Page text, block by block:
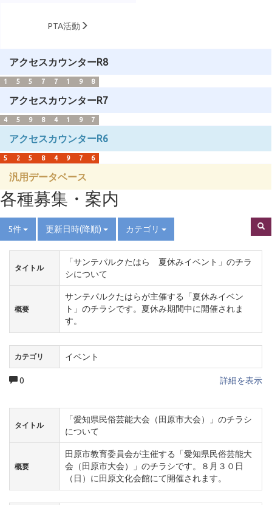
PTA活動
アクセスカウンターR8
1 5 5 7 7 1 9 8
アクセスカウンターR7
4 5 9 8 4 1 9 7
アクセスカウンターR6
5 2 5 8 4 9 7 6
汎用データベース
各種募集・案内
5件 更新日時(降順) カテゴリ
タイトル
「サンテパルクたはら 夏休みイベント」のチラ
シについて
概要
サンテパルクたはらが主催する「夏休みイベン
ト」のチラシです。夏休み期間中に開催されま
す。
カテゴリ イベント
0 詳細を表示
タイトル
「愛知県民俗芸能大会（田原市大会）」のチラシ
について
概要
田原市教育委員会が主催する「愛知県民俗芸能大
会（田原市大会）」のチラシです。８月３０日
（日）に田原文化会館にて開催されます。